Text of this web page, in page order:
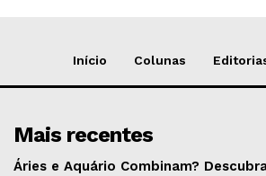
Início Colunas
Mais recentes
Áries e Aquário Combinam?